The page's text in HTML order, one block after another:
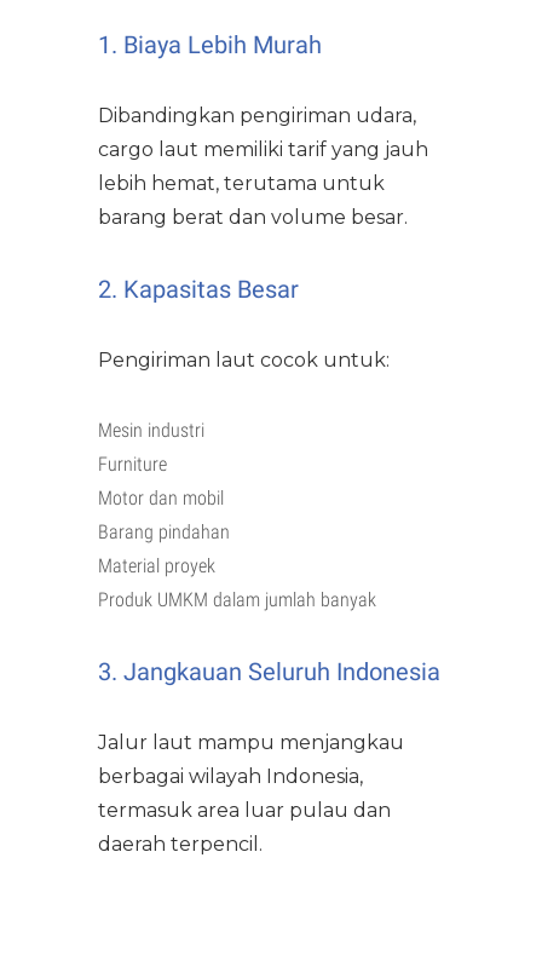
1. Biaya Lebih Murah
Dibandingkan pengiriman udara,
cargo laut memiliki tarif yang jauh
lebih hemat, terutama untuk
barang berat dan volume besar.
2. Kapasitas Besar
Pengiriman laut cocok untuk:
Mesin industri
Furniture
Motor dan mobil
Barang pindahan
Material proyek
Produk UMKM dalam jumlah banyak
3. Jangkauan Seluruh Indonesia
Jalur laut mampu menjangkau
berbagai wilayah Indonesia,
termasuk area luar pulau dan
daerah terpencil.